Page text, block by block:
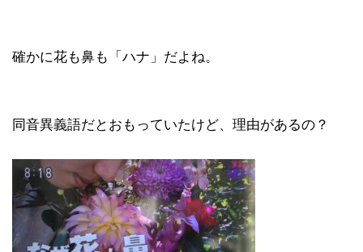
確かに花も鼻も「ハナ」だよね。
同音異義語だとおもっていたけど、理由があるの？